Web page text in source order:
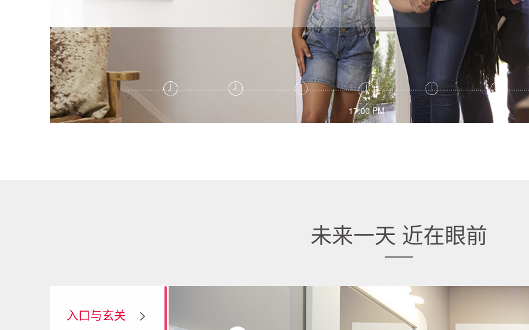
支持视频实时查看和历史回放，可对视频进行截图和录像留证
12:30 PM 17:00 PM 18:00 PM 20:00 PM
未来一天 近在眼前
入口与玄关